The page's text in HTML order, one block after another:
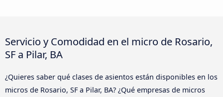
Servicio y Comodidad en el micro de Rosario,
SF a Pilar, BA
¿Quieres saber qué clases de asientos están disponibles en los
micros de Rosario, SF a Pilar, BA? ¿Qué empresas de micros